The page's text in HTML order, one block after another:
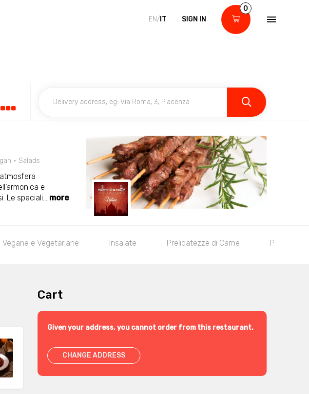
EN/ IT SIGN IN
0
Mille e una Notte - Udine Centro
Salads
e
Le speciali... more
Vegane e Vegetariane Insalate Prelibatezze di Carne Piadine e
Cart
Given your address, you cannot order from this restaurant.
CHANGE ADDRESS